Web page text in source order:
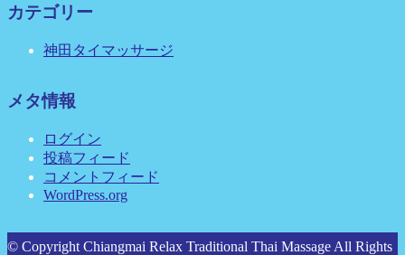
カテゴリー
神田タイマッサージ
メタ情報
ログイン
投稿フィード
コメントフィード
WordPress.org
© Copyright Chiangmai Relax Traditional Thai Massage All Rights